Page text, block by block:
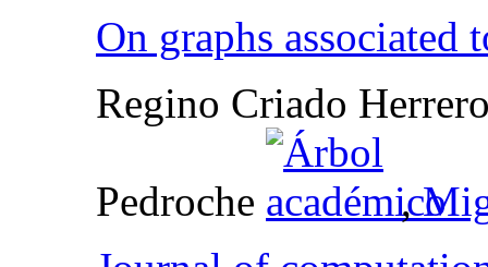
On graphs associated
Regino Criado
Pedroche ,